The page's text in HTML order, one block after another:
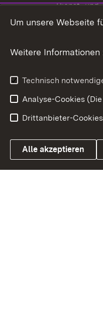
Dienst- und
Weitere
Link zum
Um unsere Webseite
Weitere
Technisch
Analyse-Cookies
Drittanbieter-
Alle akzeptieren